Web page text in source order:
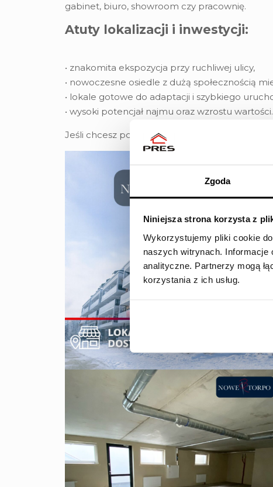
Zgoda
Niniejsza strona korzysta z
Wykorzystujemy pliki cookie
naszych witrynach. Informacje
analityczne. Partnerzy mogą
korzystania z ich usług.
gabinet, biuro, showroom czy pracownię.
Atuty lokalizacji i inwestycji:
• znakomita ekspozycja przy ruchliwej ulicy,
• nowoczesne osiedle z dużą społecznością
• lokale gotowe do adaptacji i szybkiego
• wysoki potencjał najmu oraz wzrostu wartości.
Jeśli chcesz poznać szczegóły — zadzwoń: 563-